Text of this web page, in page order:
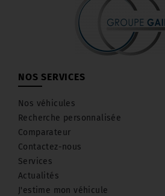
NOS SERVICES
Nos véhicules
Recherche personnalisée
Comparateur
Contactez-nous
Services
Actualités
J'estime mon véhicule